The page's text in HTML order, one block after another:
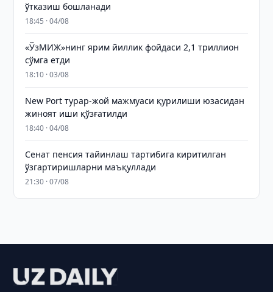
ўтказиш бошланади
18:45 · 04/08
«ЎзМИЖ»нинг ярим йиллик фойдаси 2,1 триллион
сўмга етди
18:10 · 03/08
New Port турар-жой мажмуаси қурилиши юзасидан
жиноят иши қўзғатилди
18:40 · 04/08
Сенат пенсия тайинлаш тартибига киритилган
ўзгартиришларни маъқуллади
21:30 · 07/08